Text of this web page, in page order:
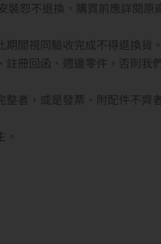
恕不退換，購買前應詳閱原
間視同驗收完成不得退換貨。
冊回函、週邊零件，否則我
者，或是發票、附配件不齊